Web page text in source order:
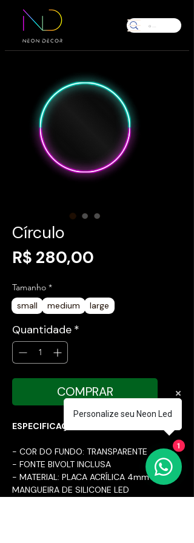
Círculo
R$ 280,00
Tamanho *
small
medium large
Quantidade *
COMPRAR
ESPECIFICAÇÕES TÉCNICAS:
- COR DO FUNDO: TRANSPARENTE
- FONTE BIVOLT INCLUSA
- MATERIAL: PLACA ACRÍLICA 4mm E
MANGUEIRA DE SILICONE LED
Personalize seu Neon Led
1